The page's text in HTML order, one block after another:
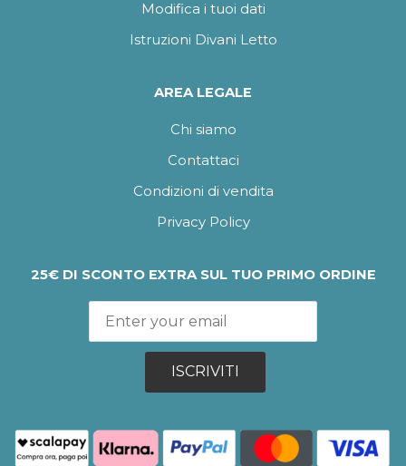
Modifica i tuoi dati
Istruzioni Divani Letto
AREA LEGALE
Chi siamo
Contattaci
Condizioni di vendita
Privacy Policy
25€ DI SCONTO EXTRA SUL TUO PRIMO ORDINE
ISCRIVITI